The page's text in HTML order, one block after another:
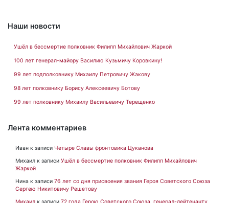
Наши новости
Ушёл в бессмертие полковник Филипп Михайлович Жаркой
100 лет генерал-майору Василию Кузьмичу Коровкину!
99 лет подполковнику Михаилу Петровичу Жакову
98 лет полковнику Борису Алексеевичу Ботову
99 лет полковнику Михаилу Васильевичу Терещенко
Лента комментариев
Иван к записи Четыре Славы фронтовика Цуканова
Михаил к записи Ушёл в бессмертие полковник Филипп Михайлович
Жаркой
Нина к записи 76 лет со дня присвоения звания Героя Советского Союза
Сергею Никитовичу Решетову